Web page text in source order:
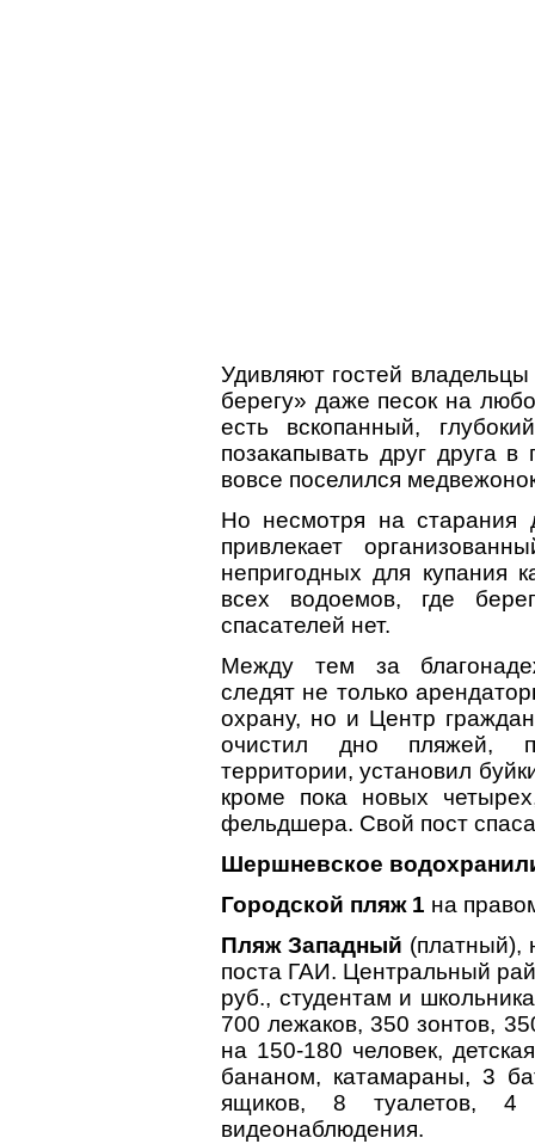
Удивляют гостей
берегу» даже песок на
есть вскопанный,
позакапывать друг друга
вовсе поселился
Но несмотря на старания
привлекает
непригодных для купания
всех водоемов, где
спасателей нет.
Между тем за
следят не только
охрану, но и Центр
очистил дно пляжей,
территории, установил
кроме пока новых
фельдшера. Свой пост
Шершневское
Городской пляж 1 на
Пляж Западный (платный),
поста ГАИ. Центральный
руб., студентам и
700 лежаков, 350 зонтов,
на 150-180 человек,
бананом, катамараны, 3
ящиков, 8 туалетов,
видеонаблюдения.